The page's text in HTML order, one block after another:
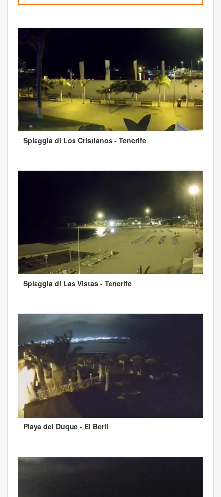
Spiaggia di Los Cristianos - Tenerife
Spiaggia di Las Vistas - Tenerife
Playa del Duque - El Beril